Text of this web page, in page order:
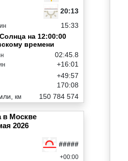
20:13
15:33
на 12:00:00
времени
02:45.8
+16:01
+49:57
170:08
км 150 784 574
в Москве
2026
#####
+00:00